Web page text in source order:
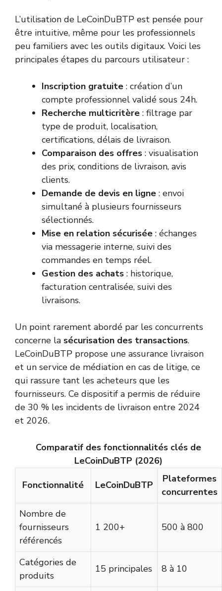
L’utilisation de LeCoinDuBTP est pensée pour
être intuitive, même pour les professionnels
peu familiers avec les outils digitaux. Voici les
principales étapes du parcours utilisateur :
Inscription gratuite : création d’un
compte professionnel validé sous 24h.
Recherche multicritère : filtrage par
type de produit, localisation,
certifications, délais de livraison.
Comparaison des offres : visualisation
des prix, conditions de livraison, avis
clients.
Demande de devis en ligne : envoi
simultané à plusieurs fournisseurs
sélectionnés.
Mise en relation sécurisée : échanges
via messagerie interne, suivi des
commandes en temps réel.
Gestion des achats : historique,
facturation centralisée, suivi des
livraisons.
Un point rarement abordé par les concurrents
concerne la sécurisation des transactions.
LeCoinDuBTP propose une assurance livraison
et un service de médiation en cas de litige, ce
qui rassure tant les acheteurs que les
fournisseurs. Ce dispositif a permis de réduire
de 30 % les incidents de livraison entre 2024
et 2026.
Comparatif des fonctionnalités clés de
LeCoinDuBTP (2026)
Fonctionnalité LeCoinDuBTP
Plateformes
concurrentes
Nombre de
fournisseurs
référencés
1 200+ 500 à 800
Catégories de
produits
15 principales 8 à 10